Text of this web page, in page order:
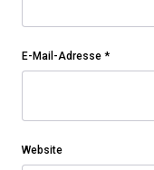
E-Mail-Adresse *
Website